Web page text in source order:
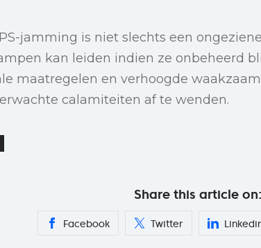
jamming is niet slechts een
kan leiden indien ze onbeheerd
maatregelen en verhoogde
calamiteiten af te wenden.
Share this article on:
Facebook Twitter